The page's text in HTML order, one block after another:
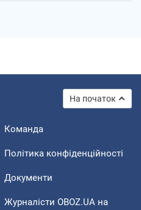
На початок
Команда
Політика конфіденційності
Документи
Журналісти OBOZ.UA на